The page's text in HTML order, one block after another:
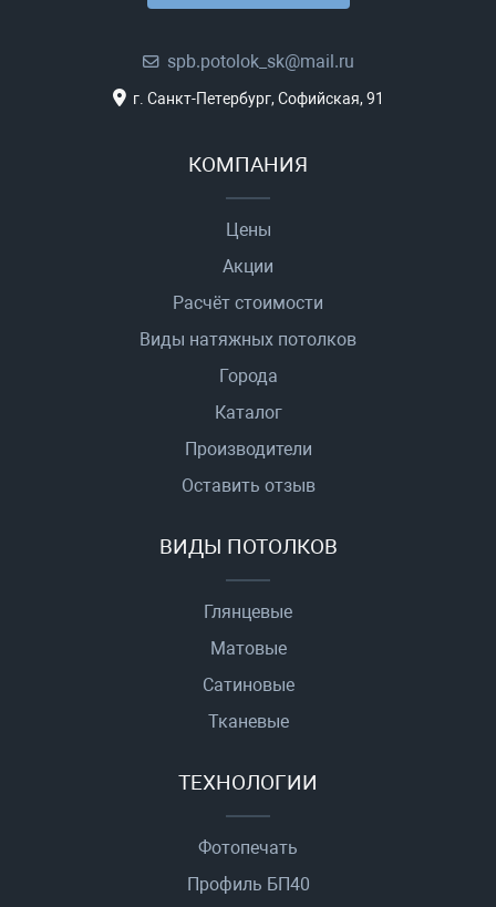
spb.potolok_sk@mail.ru
г. Санкт-Петербург, Софийская, 91
КОМПАНИЯ
Цены
Акции
Расчёт стоимости
Виды натяжных потолков
Города
Каталог
Производители
Оставить отзыв
ВИДЫ ПОТОЛКОВ
Глянцевые
Матовые
Сатиновые
Тканевые
ТЕХНОЛОГИИ
Фотопечать
Профиль БП40